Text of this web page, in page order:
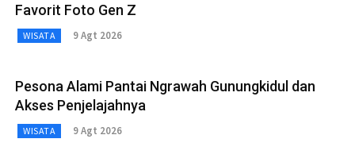
Favorit Foto Gen Z
WISATA 9 Agt 2026
Pesona Alami Pantai Ngrawah Gunungkidul dan
Akses Penjelajahnya
WISATA 9 Agt 2026